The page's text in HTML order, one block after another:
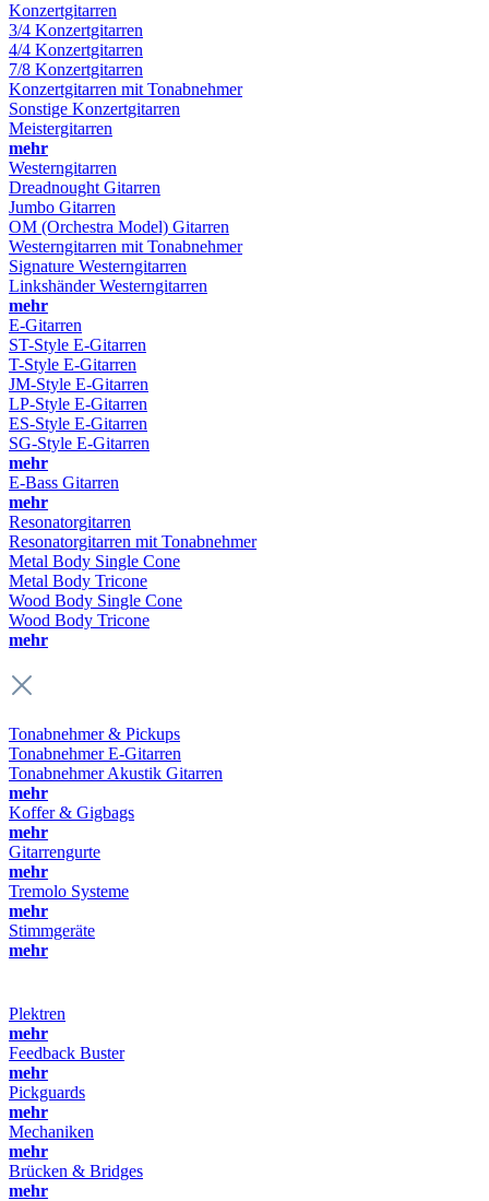
Konzertgitarren
3/4 Konzertgitarren
4/4 Konzertgitarren
7/8 Konzertgitarren
Konzertgitarren mit Tonabnehmer
Sonstige Konzertgitarren
Meistergitarren
mehr
Westerngitarren
Dreadnought Gitarren
Jumbo Gitarren
OM (Orchestra Model) Gitarren
Westerngitarren mit Tonabnehmer
Signature Westerngitarren
Linkshänder Westerngitarren
mehr
E-Gitarren
ST-Style E-Gitarren
T-Style E-Gitarren
JM-Style E-Gitarren
LP-Style E-Gitarren
ES-Style E-Gitarren
SG-Style E-Gitarren
mehr
E-Bass Gitarren
mehr
Resonatorgitarren
Resonatorgitarren mit Tonabnehmer
Metal Body Single Cone
Metal Body Tricone
Wood Body Single Cone
Wood Body Tricone
mehr
Tonabnehmer & Pickups
Tonabnehmer E-Gitarren
Tonabnehmer Akustik Gitarren
mehr
Koffer & Gigbags
mehr
Gitarrengurte
mehr
Tremolo Systeme
mehr
Stimmgeräte
mehr
Plektren
mehr
Feedback Buster
mehr
Pickguards
mehr
Mechaniken
mehr
Brücken & Bridges
mehr